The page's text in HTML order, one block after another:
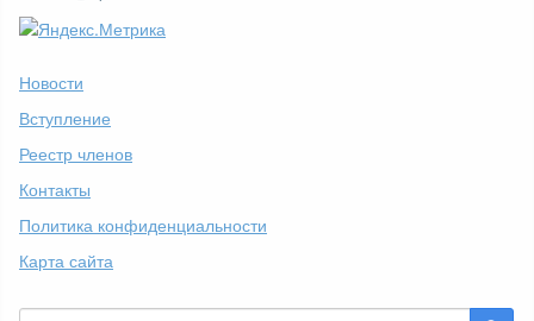
Новости
Вступление
Реестр членов
Контакты
Политика конфиденциальности
Карта сайта